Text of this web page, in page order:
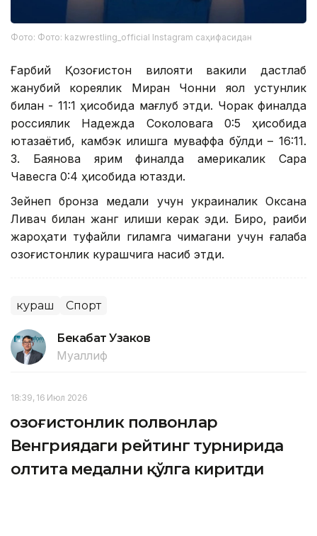
Фото: Фото: kazwrestling_official Instagram саҳифасидан
Ғарбий Қозоғистон вилояти вакили дастлаб
жанубий кореялик Миран Чонни яққол устунлик
билан - 11:1 ҳисобида мағлуб этди. Чорак финалда
россиялик Надежда Соколовага 0:5 ҳисобида
ютқазаётиб, камбэк қилишга муваффақ бўлди – 16:11.
З. Баянова ярим финалда америкалик Сара
Чавесга 0:4 ҳисобида ютқазди.
Зейнеп бронза медали учун украиналик Оксана
Ливач билан жанг қилиши керак эди. Бироқ, рақиби
жароҳати туфайли гиламга чиқмагани учун ғалаба
қозоғистонлик курашчига насиб этди.
кураш Спорт
Бекабат Узаков
Муаллиф
18:39, 16 Июл 2026
Қозоғистонлик полвонлар
Венгриядаги рейтинг турнирида
олтита медални қўлга киритди